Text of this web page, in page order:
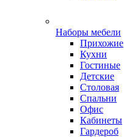
Наборы мебели
Прихожие
Кухни
Гостиные
Детские
Столовая
Спальни
Офис
Кабинеты
Гардероб